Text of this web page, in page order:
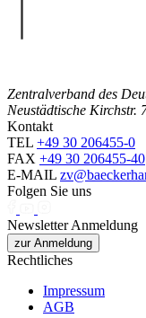
Zentralverband des
Neustädtische Kirchstr.
Kontakt
TEL +49 30 206455-0
FAX +49 30 206455-40
E-MAIL
Folgen Sie uns
Newsletter Anmeldung
zur Anmeldung
Rechtliches
Impressum
AGB